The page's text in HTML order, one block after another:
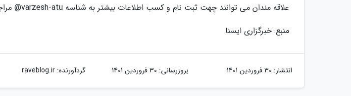
علاقه مندان می توانند چهت ثبت نام و کسب اطلاعات بیشتر به شناسه varzesh-atu@ مراجعه نمایند.
منبع: خبرگزاری ایسنا
انتشار: 30 فروردین 1401 بروزرسانی: 30 فروردین 1401 گردآورنده:raveblog.ir